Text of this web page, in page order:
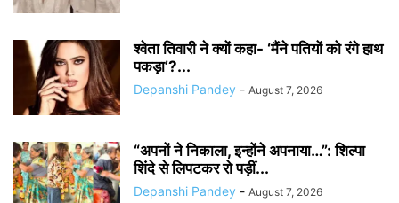
श्वेता तिवारी ने क्यों कहा- ‘मैंने पतियों को रंगे हाथ
पकड़ा’?...
Depanshi Pandey - August 7, 2026
“अपनों ने निकाला, इन्होंने अपनाया…”: शिल्पा
शिंदे से लिपटकर रो पड़ीं...
Depanshi Pandey - August 7, 2026